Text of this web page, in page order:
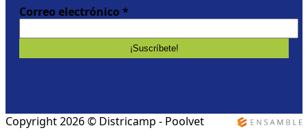
Correo electrónico *
Copyright 2026 © Districamp - Poolvet